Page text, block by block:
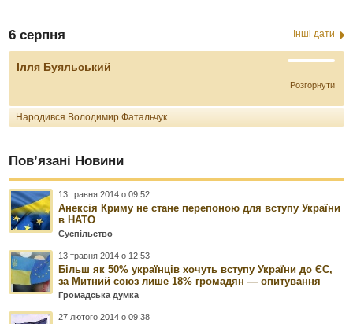
6 серпня Інші дати
Ілля Буяльський
Розгорнути
Народився Володимир Фатальчук
Пов’язані Новини
13 травня 2014 о 09:52
Анексія Криму не стане перепоною для вступу України
в НАТО
Суспільство
13 травня 2014 о 12:53
Більш як 50% українців хочуть вступу України до ЄС,
за Митний союз лише 18% громадян — опитування
Громадська думка
27 лютого 2014 о 09:38